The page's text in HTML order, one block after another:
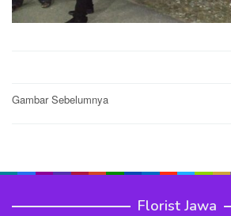
Post
Gambar Sebelumnya
Florist Jawa